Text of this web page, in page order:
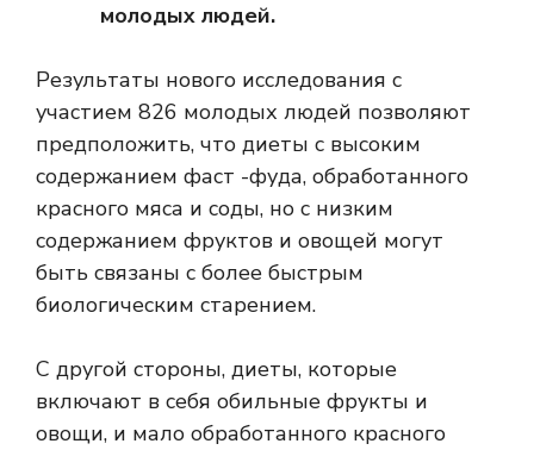
молодых людей.
Результаты нового исследования с
участием 826 молодых людей позволяют
предположить, что диеты с высоким
содержанием фаст -фуда, обработанного
красного мяса и соды, но с низким
содержанием фруктов и овощей могут
быть связаны с более быстрым
биологическим старением.
С другой стороны, диеты, которые
включают в себя обильные фрукты и
овощи, и мало обработанного красного